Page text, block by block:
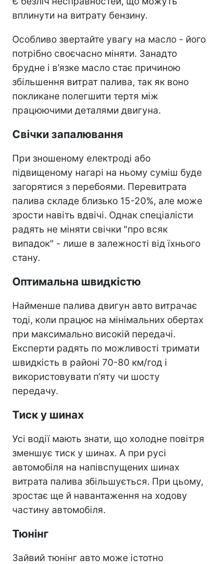
вплинути на витрату бензину.
Особливо звертайте увагу на масло - його
потрібно своєчасно міняти. Занадто
брудне і в’язке масло стає причиною
збільшення витрат палива, так як воно
покликане полегшити тертя між
працюючими деталями двигуна.
Свічки запалювання
При зношеному електроді або
підвищеному нагарі на ньому суміш буде
загорятися з перебоями. Перевитрата
палива складе близько 15-20%, але може
зрости навіть вдвічі. Однак спеціалісти
радять не міняти свічки "про всяк
випадок" - лише в залежності від їхнього
стану.
Оптимальна швидкістю
Найменше палива двигун авто витрачає
тоді, коли працює на мінімальних обертах
при максимально високій передачі.
Експерти радять по можливості тримати
швидкість в районі 70-80 км/год і
використовувати п’яту чи шосту
передачу.
Тиск у шинах
Усі водії мають знати, що холодне повітря
зменшує тиск у шинах. А при русі
автомобіля на напівспущених шинах
витрата палива збільшується. При цьому,
зростає ще й навантаження на ходову
частину автомобіля.
Тюнінг
Зайвий тюнінг авто може істотно